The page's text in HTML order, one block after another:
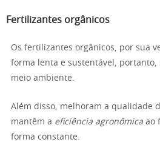
Fertilizantes orgânicos
Os fertilizantes orgânicos, por sua
forma lenta e sustentável, portanto,
meio ambiente.
Além disso, melhoram a qualidade
mantêm a eficiência agronômica ao
forma constante.